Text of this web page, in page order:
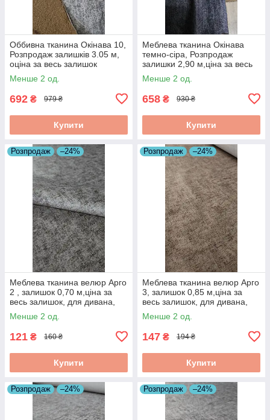
Оббивна тканина Окінава 10,
Розпродаж залишків 3.05 м,
оціна за весь залишок
Менше 2 од.
692 ₴ 979 ₴
Купити
Меблева тканина Окінава
темно-сіра, Розпродаж
залишки 2,90 м,ціна за весь
залишок
Менше 2 од.
658 ₴ 930 ₴
Купити
Розпродаж –24%
Меблева тканина велюр Арго
2 , залишок 0,70 м,ціна за
весь залишок, для дивана,
тканина для оббивки меблів,
розпродаж
Менше 2 од.
121 ₴ 160 ₴
Купити
Розпродаж –24%
Меблева тканина велюр Арго
3, залишок 0,85 м,ціна за
весь залишок, для дивана,
тканина для оббивки меблів,
розпродаж
Менше 2 од.
147 ₴ 194 ₴
Купити
Розпродаж –24% Розпродаж –24%